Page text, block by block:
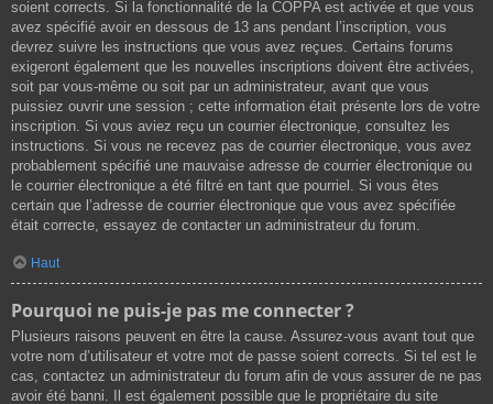
soient corrects. Si la fonctionnalité de la COPPA est activée et que vous
avez spécifié avoir en dessous de 13 ans pendant l’inscription, vous
devrez suivre les instructions que vous avez reçues. Certains forums
exigeront également que les nouvelles inscriptions doivent être activées,
soit par vous-même ou soit par un administrateur, avant que vous
puissiez ouvrir une session ; cette information était présente lors de votre
inscription. Si vous aviez reçu un courrier électronique, consultez les
instructions. Si vous ne recevez pas de courrier électronique, vous avez
probablement spécifié une mauvaise adresse de courrier électronique ou
le courrier électronique a été filtré en tant que pourriel. Si vous êtes
certain que l’adresse de courrier électronique que vous avez spécifiée
était correcte, essayez de contacter un administrateur du forum.
Haut
Pourquoi ne puis-je pas me connecter ?
Plusieurs raisons peuvent en être la cause. Assurez-vous avant tout que
votre nom d’utilisateur et votre mot de passe soient corrects. Si tel est le
cas, contactez un administrateur du forum afin de vous assurer de ne pas
avoir été banni. Il est également possible que le propriétaire du site